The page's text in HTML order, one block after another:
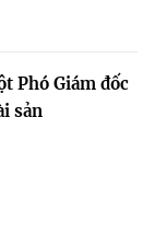
Phó Giám đốc
sản